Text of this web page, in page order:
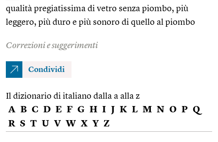
qualità pregiatissima di vetro senza piombo, più
leggero, più duro e più sonoro di quello al piombo
Correzioni e suggerimenti
Condividi
Il dizionario di italiano dalla a alla z
A B C D E F G H I J K L M N O P Q
R S T U V W X Y Z